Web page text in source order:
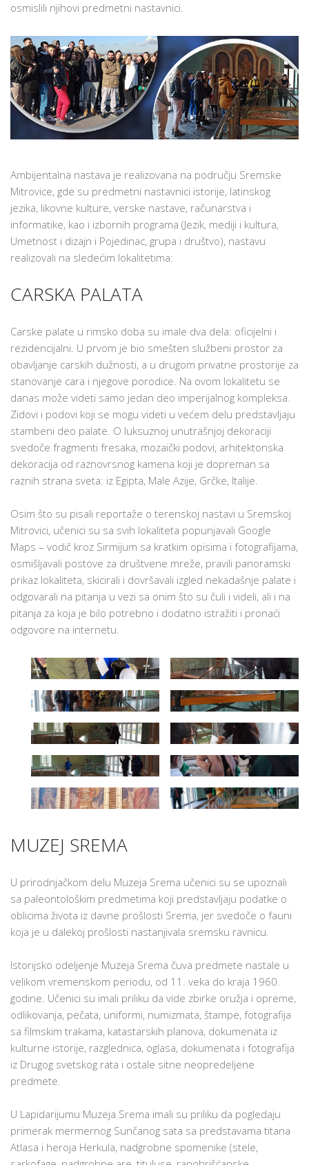
osmislili njihovi predmetni nastavnici.
Ambijentalna nastava je realizovana na području Sremske
Mitrovice, gde su predmetni nastavnici istorije, latinskog
jezika, likovne kulture, verske nastave, računarstva i
informatike, kao i izbornih programa (Jezik, mediji i kultura,
Umetnost i dizajn i Pojedinac, grupa i društvo), nastavu
realizovali na sledećim lokalitetima:
CARSKA PALATA
Carske palate u rimsko doba su imale dva dela: oficijelni i
rezidencijalni. U prvom je bio smešten službeni prostor za
obavljanje carskih dužnosti, a u drugom privatne prostorije za
stanovanje cara i njegove porodice. Na ovom lokalitetu se
danas može videti samo jedan deo imperijalnog kompleksa.
Zidovi i podovi koji se mogu videti u većem delu predstavljaju
stambeni deo palate. O luksuznoj unutrašnjoj dekoraciji
svedoče fragmenti fresaka, mozaički podovi, arhitektonska
dekoracija od raznovrsnog kamena koji je dopreman sa
raznih strana sveta: iz Egipta, Male Azije, Grčke, Italije.
Osim što su pisali reportaže o terenskoj nastavi u Sremskoj
Mitrovici, učenici su sa svih lokaliteta popunjavali Google
Maps – vodič kroz Sirmijum sa kratkim opisima i fotografijama,
osmišljavali postove za društvene mreže, pravili panoramski
prikaz lokaliteta, skicirali i dovršavali izgled nekadašnje palate i
odgovarali na pitanja u vezi sa onim što su čuli i videli, ali i na
pitanja za koja je bilo potrebno i dodatno istražiti i pronaći
odgovore na internetu.
MUZEJ SREMA
U prirodnjačkom delu Muzeja Srema učenici su se upoznali
sa paleontološkim predmetima koji predstavljaju podatke o
oblicima života iz davne prošlosti Srema, jer svedoče o fauni
koja je u dalekoj prošlosti nastanjivala sremsku ravnicu.
Istorijsko odeljenje Muzeja Srema čuva predmete nastale u
velikom vremenskom periodu, od 11. veka do kraja 1960.
godine. Učenici su imali priliku da vide zbirke oružja i opreme,
odlikovanja, pečata, uniformi, numizmata, štampe, fotografija
sa filmskim trakama, katastarskih planova, dokumenata iz
kulturne istorije, razglednica, oglasa, dokumenata i fotografija
iz Drugog svetskog rata i ostale sitne neopredeljene
predmete.
U Lapidarijumu Muzeja Srema imali su priliku da pogledaju
primerak mermernog Sunčanog sata sa predstavama titana
Atlasa i heroja Herkula, nadgrobne spomenike (stele,